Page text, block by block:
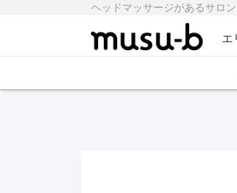
ヘッドマッサージがあるサロ
エ